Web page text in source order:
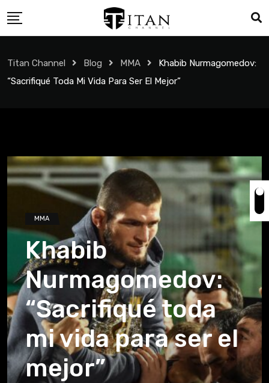
Titan Channel Blog MMA
Khabib Nurmagomedov:
“Sacrifiqué Toda Mi Vida Para Ser El Mejor”
MMA
Khabib
Nurmagomedov:
“Sacrifiqué toda
mi vida para ser el
mejor”